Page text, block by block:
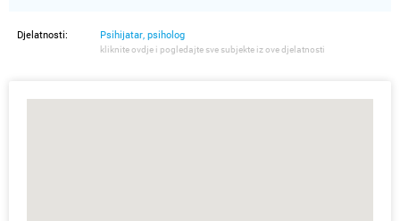
Djelatnosti: Psihijatar, psiholog
kliknite ovdje i pogledajte sve subjekte iz ove djelatnosti